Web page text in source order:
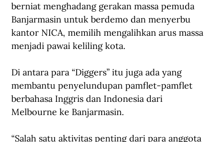
berniat menghadang gerakan massa pemuda
Banjarmasin untuk berdemo dan menyerbu
kantor NICA, memilih mengalihkan arus massa
menjadi pawai keliling kota.
Di antara para “Diggers” itu juga ada yang
membantu penyelundupan pamflet-pamflet
berbahasa Inggris dan Indonesia dari
Melbourne ke Banjarmasin.
“Salah satu aktivitas penting dari para anggota